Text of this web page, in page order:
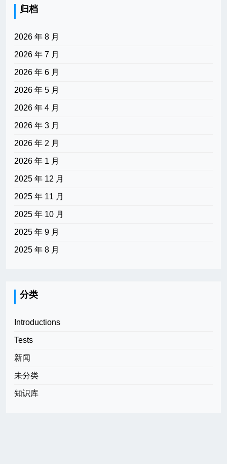
归档
2026 年 8 月
2026 年 7 月
2026 年 6 月
2026 年 5 月
2026 年 4 月
2026 年 3 月
2026 年 2 月
2026 年 1 月
2025 年 12 月
2025 年 11 月
2025 年 10 月
2025 年 9 月
2025 年 8 月
分类
Introductions
Tests
新闻
未分类
知识库